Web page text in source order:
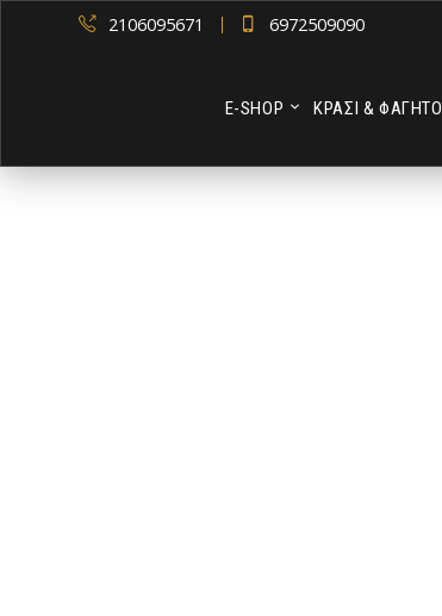
2106095671 6972509090
Ε-SHOP ΚΡΑΣΙ & ΦΑΓΗΤΟ